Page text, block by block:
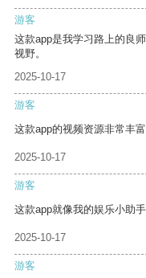
游客
这款app是我学习路上的良
视野。
2025-10-17
游客
这款app的视频资源非常丰
2025-10-17
游客
这款app就像我的娱乐小助
2025-10-17
游客